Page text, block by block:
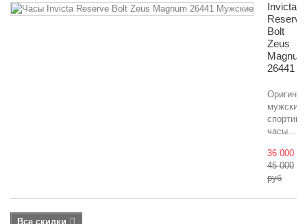
Invicta
Reserve
Bolt
Zeus
Magnum
26441
мужские
часы...
36 000
45 000
руб
Все скидки